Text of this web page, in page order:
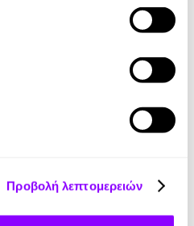
Προβολή λεπτομερειών